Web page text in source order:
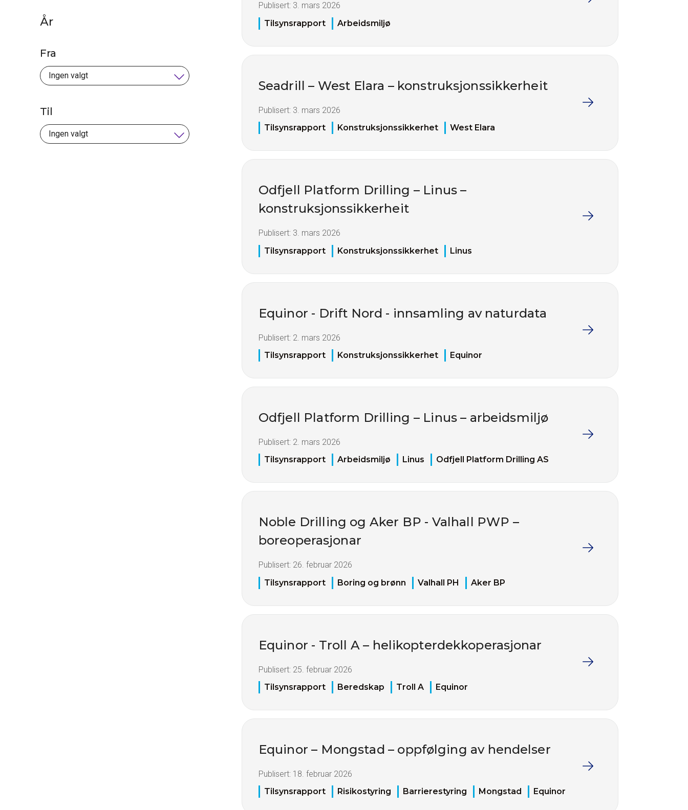
År
Fra
Til
Publisert: 3. mars 2026
Tilsynsrapport
Arbeidsmiljø
Seadrill – West Elara – konstruksjonssikkerheit
Publisert: 3. mars 2026
Tilsynsrapport
Konstruksjonssikkerhet West Elara
Odfjell Platform Drilling – Linus –
konstruksjonssikkerheit
Publisert: 3. mars 2026
Tilsynsrapport
Konstruksjonssikkerhet Linus
Equinor - Drift Nord - innsamling av naturdata
Publisert: 2. mars 2026
Tilsynsrapport
Konstruksjonssikkerhet Equinor
Odfjell Platform Drilling – Linus – arbeidsmiljø
Publisert: 2. mars 2026
Tilsynsrapport
Arbeidsmiljø Linus Odfjell Platform Drilling AS
Noble Drilling og Aker BP - Valhall PWP –
boreoperasjonar
Publisert: 26. februar 2026
Tilsynsrapport
Boring og brønn Valhall PH Aker BP
Equinor - Troll A – helikopterdekkoperasjonar
Publisert: 25. februar 2026
Tilsynsrapport
Beredskap Troll A Equinor
Equinor – Mongstad – oppfølging av hendelser
Publisert: 18. februar 2026
Tilsynsrapport
Risikostyring Barrierestyring Mongstad Equinor